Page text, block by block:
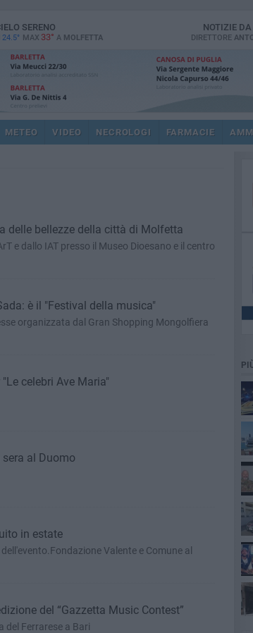
SERENO
24.5° MAX 33° A MOLFETTA
NOTIZIE DA
DIRETTORE
METEO VIDEO NECROLOGI FARMACIE
delle bellezze della città di Molfetta
e dallo IAT presso il Museo Dioesano e il centro
è il "Festival della musica"
organizzata dal Gran Shopping Mongolfiera
celebri Ave Maria"
al Duomo
in estate
Valente e Comune al
del “Gazzetta Music Contest”
del Ferrarese a Bari